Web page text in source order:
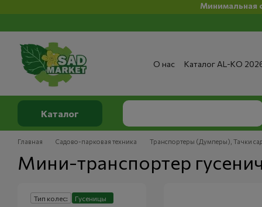
Минимальная сумма заказ на
О нас Каталог AL-KO
Публичный договор
Каталог
Главная Садово-парковая техника Транспортеры (Думперы), Тачки
Мини-транспортер
Тип колес:
Гусеницы